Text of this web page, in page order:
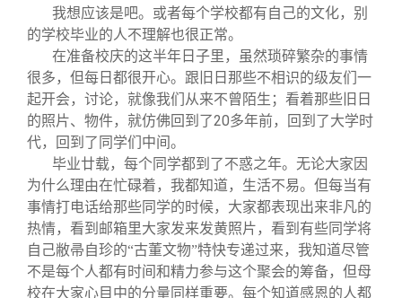
实用信息
总会章程
理事会名单
制度法规
联系我们
我想应该是吧。或者每个学校都有自己的文化，别
的学校毕业的人不理解也很正常。
在准备校庆的这半年日子里，虽然琐碎繁杂的事情
很多，但每日都很开心。跟旧日那些不相识的级友们一
起开会，讨论，就像我们从来不曾陌生；看着那些旧日
的照片、物件，就仿佛回到了20多年前，回到了大学时
代，回到了同学们中间。
毕业廿载，每个同学都到了不惑之年。无论大家因
为什么理由在忙碌着，我都知道，生活不易。但每当有
事情打电话给那些同学的时候，大家都表现出来非凡的
热情，看到邮箱里大家发来发黄照片，看到有些同学将
自己敝帚自珍的“古董文物”特快专递过来，我知道尽管
不是每个人都有时间和精力参与这个聚会的筹备，但母
校在大家心目中的分量同样重要。每个知道感恩的人都